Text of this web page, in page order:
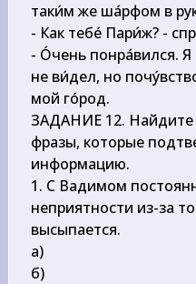
таки́м же ша́рфом в
- Как тебе́ Пари́ж? -
- О́чень понра́вился.
не ви́дел, но
мой го́род.
ЗАДАНИЕ 12. Найдите
фразы, которые
информацию.
1. С Вадимом
неприятности из-за
высыпается.
a)
б)